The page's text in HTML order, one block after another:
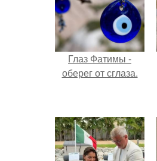
Глаз Фатимы -
оберег от сглаза.